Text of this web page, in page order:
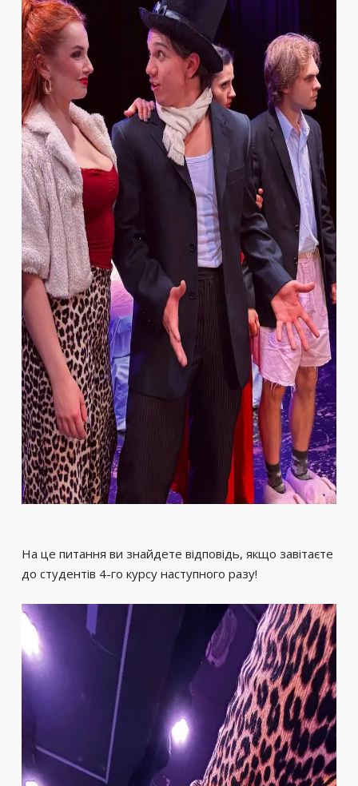
На це питання ви знайдете відповідь, якщо завітаєте
до студентів 4-го курсу наступного разу!